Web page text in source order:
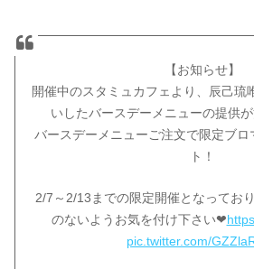
【お知らせ】
開催中のスタミュカフェより、辰己琉
いしたバースデーメニューの提供
バースデーメニューご注文で限定ブ
ト！
2/7～2/13までの限定開催となってお
のないようお気を付け下さい❤
pic.twitter.com/